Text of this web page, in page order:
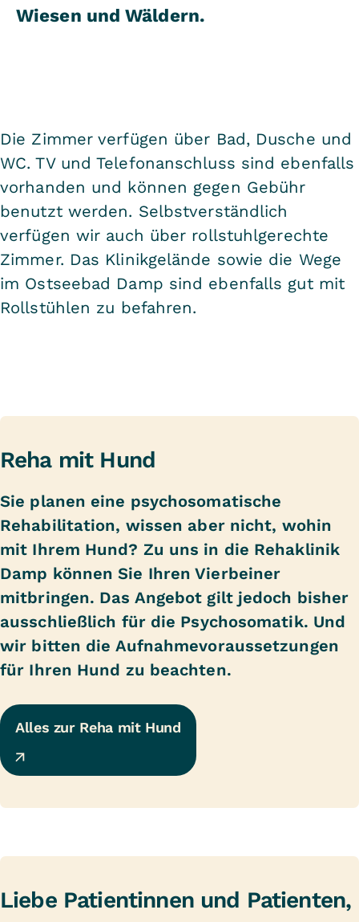
Wiesen und Wäldern.
Die Zimmer verfügen über Bad, Dusche und
WC. TV und Telefonanschluss sind ebenfalls
vorhanden und können gegen Gebühr
benutzt werden. Selbstverständlich
verfügen wir auch über rollstuhlgerechte
Zimmer. Das Klinikgelände sowie die Wege
im Ostseebad Damp sind ebenfalls gut mit
Rollstühlen zu befahren.
Reha mit Hund
Sie planen eine psychosomatische
Rehabilitation, wissen aber nicht, wohin
mit Ihrem Hund? Zu uns in die Rehaklinik
Damp können Sie Ihren Vierbeiner
mitbringen. Das Angebot gilt jedoch bisher
ausschließlich für die Psychosomatik. Und
wir bitten die Aufnahmevoraussetzungen
für Ihren Hund zu beachten.
Alles zur Reha mit Hund
Liebe Patientinnen und Patienten,